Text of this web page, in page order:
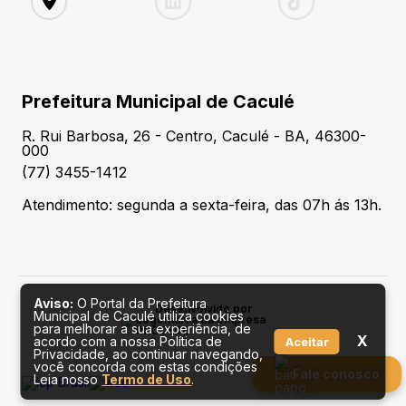
Fale conosco
Prefeitura Municipal de Caculé
R. Rui Barbosa, 26 - Centro, Caculé - BA, 46300-
000
(77) 3455-1412
Atendimento: segunda a sexta-feira, das 07h ás 13h.
Desenvolvido por
Aviso: O Portal da Prefeitura
Municipal de Caculé utiliza cookies
para melhorar a sua experiência, de
acordo com a nossa Política de
Privacidade, ao continuar navegando,
você concorda com estas condições
Leia nosso Termo de Uso.
Aceitar X